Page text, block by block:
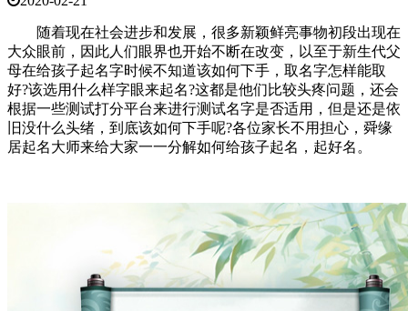
随着现在社会进步和发展，很多新颖鲜亮事物初段出现在
大众眼前，因此人们眼界也开始不断在改变，以至于新生代父
母在给孩子起名字时候不知道该如何下手，取名字怎样能取
好?该选用什么样字眼来起名?这都是他们比较头疼问题，还会
根据一些测试打分平台来进行测试名字是否适用，但是还是依
旧没什么头绪，到底该如何下手呢?各位家长不用担心，舜缘
居起名大师来给大家一一分解如何给孩子起名，起好名。